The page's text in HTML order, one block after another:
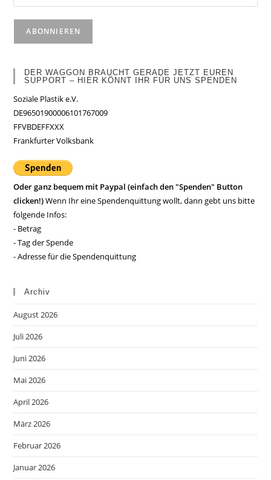
DER WAGGON BRAUCHT GERADE JETZT EUREN
SUPPORT – HIER KÖNNT IHR FÜR UNS SPENDEN
Soziale Plastik e.V.
DE96501900006101767009
FFVBDEFFXXX
Frankfurter Volksbank
Oder ganz bequem mit Paypal (einfach den "Spenden" Button
clicken!)Wenn Ihr eine Spendenquittung wollt, dann gebt uns bitte
folgende Infos:
- Betrag
- Tag der Spende
- Adresse für die Spendenquittung
Archiv
August 2026
Juli 2026
Juni 2026
Mai 2026
April 2026
März 2026
Februar 2026
Januar 2026